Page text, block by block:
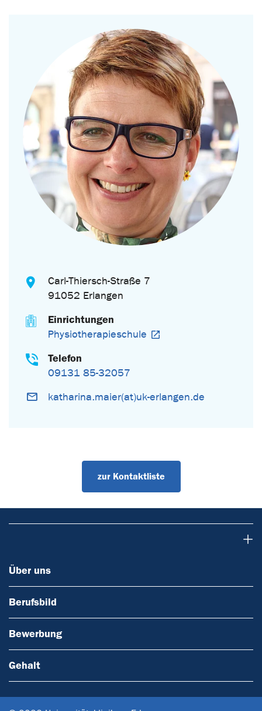
Carl-Thiersch-Straße 7
91052 Erlangen
Einrichtungen
Physiotherapieschule
Telefon
09131 85-32057
katharina.maier(at)uk-erlangen.de
zur Kontaktliste
Über uns
Berufsbild
Bewerbung
Gehalt